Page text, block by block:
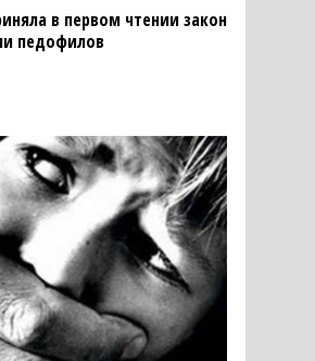
в первом чтении закон
педофилов